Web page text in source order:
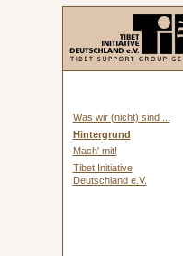
Was wir (nicht) sind ...
Hintergrund
Mach' mit!
Tibet Initiative
Deutschland e.V.